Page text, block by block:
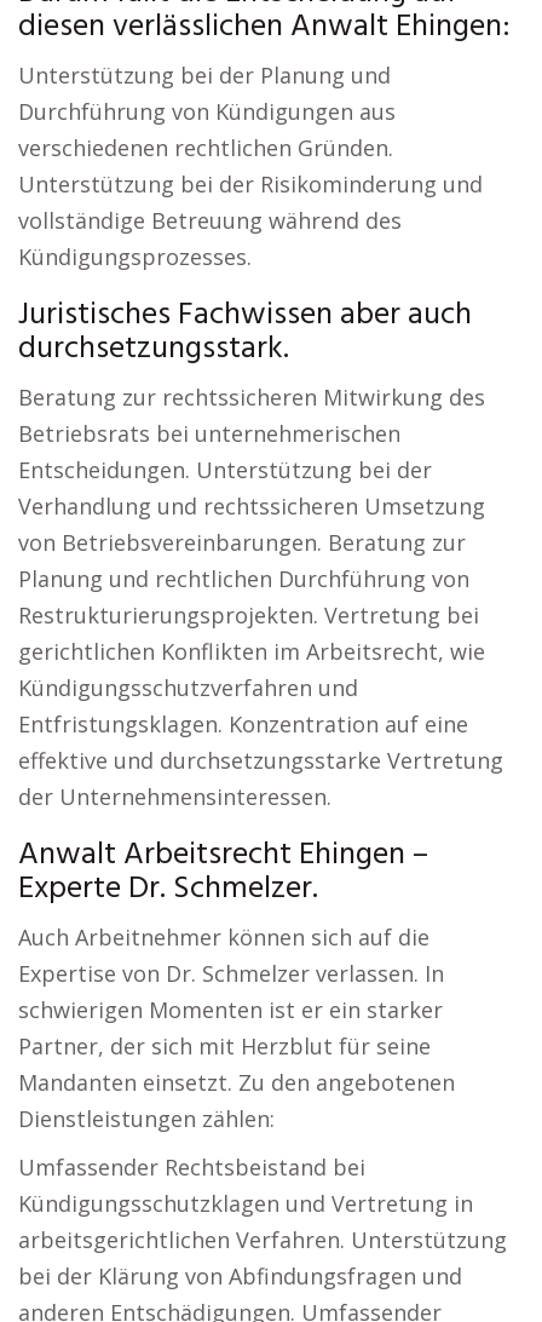
diesen verlässlichen Anwalt Ehingen:
Unterstützung bei der Planung und
Durchführung von Kündigungen aus
verschiedenen rechtlichen Gründen.
Unterstützung bei der Risikominderung und
vollständige Betreuung während des
Kündigungsprozesses.
Juristisches Fachwissen aber auch
durchsetzungsstark.
Beratung zur rechtssicheren Mitwirkung des
Betriebsrats bei unternehmerischen
Entscheidungen. Unterstützung bei der
Verhandlung und rechtssicheren Umsetzung
von Betriebsvereinbarungen. Beratung zur
Planung und rechtlichen Durchführung von
Restrukturierungsprojekten. Vertretung bei
gerichtlichen Konflikten im Arbeitsrecht, wie
Kündigungsschutzverfahren und
Entfristungsklagen. Konzentration auf eine
effektive und durchsetzungsstarke Vertretung
der Unternehmensinteressen.
Anwalt Arbeitsrecht Ehingen –
Experte Dr. Schmelzer.
Auch Arbeitnehmer können sich auf die
Expertise von Dr. Schmelzer verlassen. In
schwierigen Momenten ist er ein starker
Partner, der sich mit Herzblut für seine
Mandanten einsetzt. Zu den angebotenen
Dienstleistungen zählen:
Umfassender Rechtsbeistand bei
Kündigungsschutzklagen und Vertretung in
arbeitsgerichtlichen Verfahren. Unterstützung
bei der Klärung von Abfindungsfragen und
anderen Entschädigungen. Umfassender